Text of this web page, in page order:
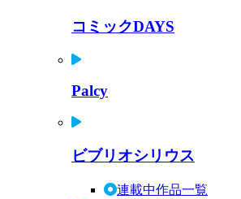
コミックDAYS
Palcy
ビブリオシリウス
連載中作品一覧